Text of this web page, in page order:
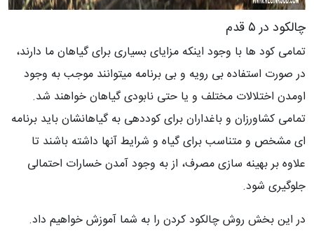
چالکود در ۵ قدم
تمامی کود ها با وجود اینکه مزایای بسیاری برای گیاهان ما دارند،
در صورت استفاده بی رویه و بی برنامه میتوانند موجب به وجود
اومدن اختلالات مختلف و یا حتی نابودی گیاهان خواهند شد.
تمامی کشاورزان و باغداران برای کوددهی به گیاهانشان باید برنامه
ای مشخص و متناسب برای گیاه و شرایط آنها داشته باشند تا
علاوه بر بهینه سازی مصرف، از به وجود آمدن خسارات احتمالی
جلوگیری شود.
در این بخش روش چالکود کردن را به شما آموزش خواهیم داد.